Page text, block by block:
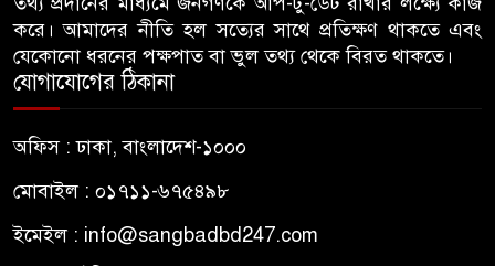
মারধর
সাবেক শিবির সভাপতির কড়া বার্তা
৭
ছাত্রলীগ কর্মীকে ছেড়ে দিতে জাকসু
৮
করে। আমাদের নীতি হল সত্যের সাথে প্রতিক্ষণ থাকতে এবং
যেকোনো ধরনের পক্ষপাত বা ভুল তথ্য থেকে বিরত থাকতে।
যোগাযোগের ঠিকানা
অফিস : ঢাকা, বাংলাদেশ-১০০০
মোবাইল : ০১৭১১-৬৭৫৪৯৮
ইমেইল : info@sangbadbd247.com